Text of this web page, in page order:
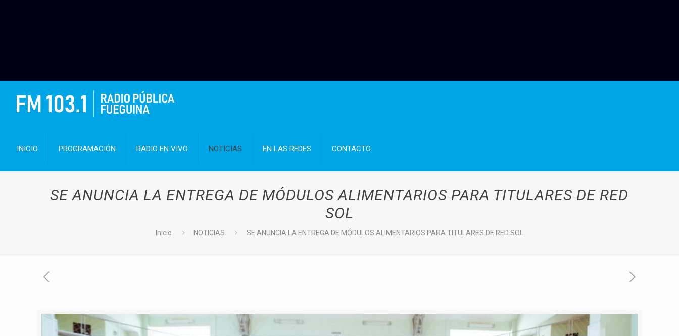
INICIO PROGRAMACIÓN RADIO EN VIVO NOTICIAS EN LAS REDES CONTACTO
SE ANUNCIA LA ENTREGA DE MÓDULOS ALIMENTARIOS PARA TITULARES DE RED
SOL
Inicio NOTICIAS SE ANUNCIA LA ENTREGA DE MÓDULOS ALIMENTARIOS PARA TITULARES DE RED SOL